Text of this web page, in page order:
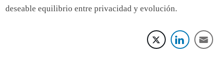
deseable equilibrio entre privacidad y evolución.